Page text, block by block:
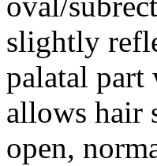
slightly
palatal
allows hair
open,